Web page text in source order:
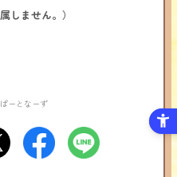
しません。）
ーとなーず